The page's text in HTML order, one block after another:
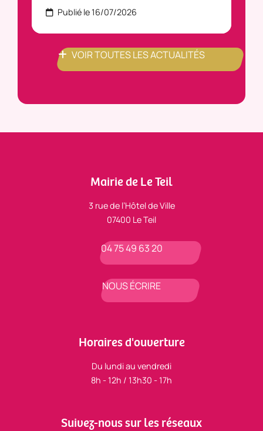
Publié le 16/07/2026
VOIR TOUTES LES ACTUALITÉS
Mairie de Le Teil
3 rue de l’Hôtel de Ville
07400 Le Teil
04 75 49 63 20
NOUS ÉCRIRE
Horaires d'ouverture
Du lundi au vendredi
8h - 12h / 13h30 - 17h
Suivez-nous sur les réseaux